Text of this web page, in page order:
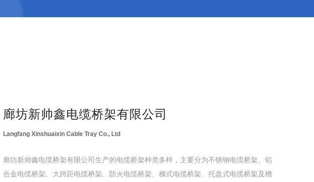
廊坊新帅鑫电缆桥架有限公司
Langfang Xinshuaixin Cable Tray Co., Ltd
廊坊新帅鑫电缆桥架有限公司生产的电缆桥架种类多样，主要分为不锈钢电缆桥架、铝
合金电缆桥架、大跨距电缆桥架、防火电缆桥架、梯式电缆桥架、托盘式电缆桥架及槽